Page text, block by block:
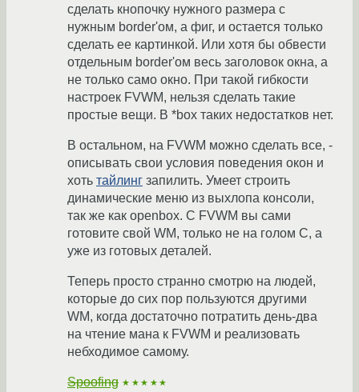
сделать кнопочку нужного размера с
нужным border'ом, а фиг, и остается только
сделать ее картинкой. Или хотя бы обвести
отдельным border'ом весь заголовок окна, а
не только само окно. При такой гибкости
настроек FVWM, нельзя сделать такие
простые вещи. В *box таких недостатков нет.
В остальном, на FVWM можно сделать все, -
описывать свои условия поведения окон и
хоть тайлинг запилить. Умеет строить
динамические меню из выхлопа консоли,
так же как openbox. С FVWM вы сами
готовите свой WM, только не на голом C, а
уже из готовых деталей.
Теперь просто странно смотрю на людей,
которые до сих пор пользуются другими
WM, когда достаточно потратить день-два
на чтение мана к FVWM и реализовать
небходимое самому.
Spoofing ★★★★★